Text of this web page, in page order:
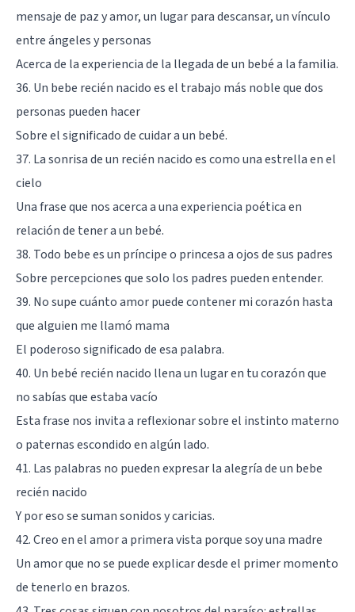
mensaje de paz y amor, un lugar para descansar, un vínculo
entre ángeles y personas
Acerca de la experiencia de la llegada de un bebé a la familia.
36. Un bebe recién nacido es el trabajo más noble que dos
personas pueden hacer
Sobre el significado de cuidar a un bebé.
37. La sonrisa de un recién nacido es como una estrella en el
cielo
Una frase que nos acerca a una experiencia poética en
relación de tener a un bebé.
38. Todo bebe es un príncipe o princesa a ojos de sus padres
Sobre percepciones que solo los padres pueden entender.
39. No supe cuánto amor puede contener mi corazón hasta
que alguien me llamó mama
El poderoso significado de esa palabra.
40. Un bebé recién nacido llena un lugar en tu corazón que
no sabías que estaba vacío
Esta frase nos invita a reflexionar sobre el instinto materno
o paternas escondido en algún lado.
41. Las palabras no pueden expresar la alegría de un bebe
recién nacido
Y por eso se suman sonidos y caricias.
42. Creo en el amor a primera vista porque soy una madre
Un amor que no se puede explicar desde el primer momento
de tenerlo en brazos.